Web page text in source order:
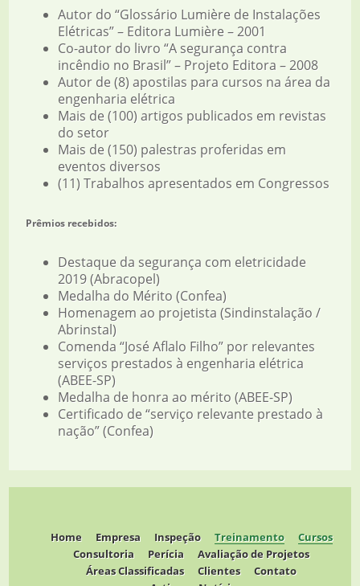
Autor do “Glossário Lumière de Instalações
Elétricas” – Editora Lumière – 2001
Co-autor do livro “A segurança contra
incêndio no Brasil” – Projeto Editora – 2008
Autor de (8) apostilas para cursos na área da
engenharia elétrica
Mais de (100) artigos publicados em revistas
do setor
Mais de (150) palestras proferidas em
eventos diversos
(11) Trabalhos apresentados em Congressos
Prêmios recebidos:
Destaque da segurança com eletricidade
2019 (Abracopel)
Medalha do Mérito (Confea)
Homenagem ao projetista (Sindinstalação /
Abrinstal)
Comenda “José Aflalo Filho” por relevantes
serviços prestados à engenharia elétrica
(ABEE-SP)
Medalha de honra ao mérito (ABEE-SP)
Certificado de “serviço relevante prestado à
nação” (Confea)
Home Empresa Inspeção Treinamento
Cursos
Consultoria
Perícia
Avaliação de Projetos
Áreas Classificadas
Clientes
Contato